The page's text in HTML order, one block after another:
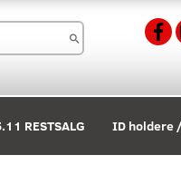
RESTSALG ID holdere